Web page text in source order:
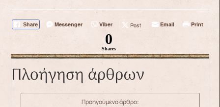
Share Messenger Viber Post Email Print
0
Shares
Πλοήγηση άρθρων
Προηγούμενο άρθρο: